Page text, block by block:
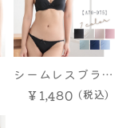
シームレスブラ＆
ショーツ
￥1,480